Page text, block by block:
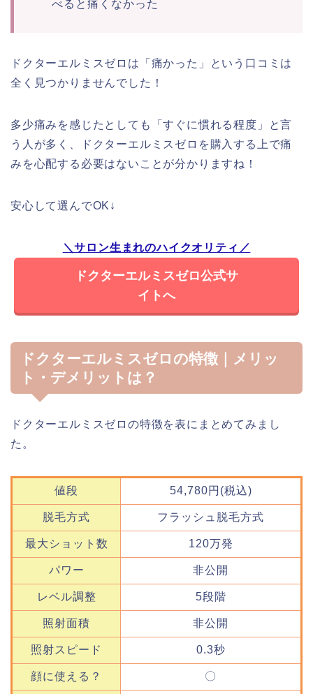
べると痛くなかった
ドクターエルミスゼロは「痛かった」という口コミは
全く見つかりませんでした！
多少痛みを感じたとしても「すぐに慣れる程度」と言
う人が多く、ドクターエルミスゼロを購入する上で痛
みを心配する必要はないことが分かりますね！
安心して選んでOK↓
＼サロン生まれのハイクオリティ／
ドクターエルミスゼロ公式サ
イトへ
ドクターエルミスゼロの特徴｜メリッ
ト・デメリットは？
ドクターエルミスゼロの特徴を表にまとめてみまし
た。
値段 54,780円(税込)
脱毛方式 フラッシュ脱毛方式
最大ショット数 120万発
パワー 非公開
レベル調整 5段階
照射面積 非公開
照射スピード 0.3秒
顔に使える？ 〇